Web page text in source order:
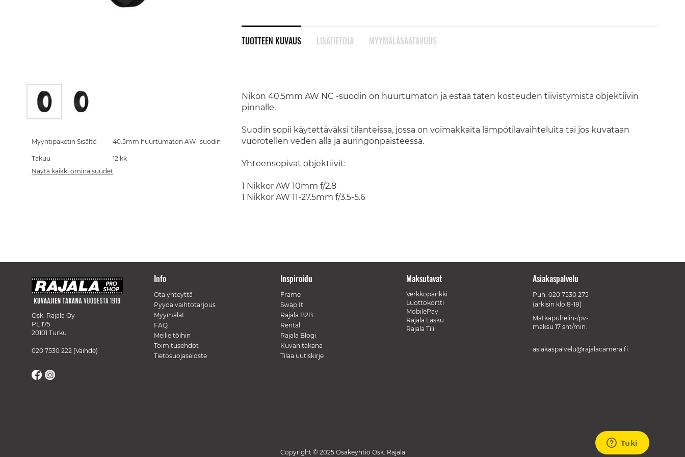
TUOTTEEN KUVAUS
Nikon 40.5mm AW NC -suodin on huurtumaton ja estää täten kosteuden tiivistymistä objektiivin
pinnalle.
Suodin sopii käytettäväksi tilanteissa, jossa on voimakkaita lämpötilavaihteluita tai jos kuvataan
vuorotellen veden alla ja auringonpaisteessa.
Yhteensopivat objektiivit:
1 Nikkor AW 10mm f/2.8
1 Nikkor AW 11-27.5mm f/3.5-5.6
LISÄTIETOJA MYYMÄLÄSAATAVUUS
the
of
the
images
Myyntipaketin Sisältö 40.5mm huurtumaton AW -suodin
Takuu
12 kk
Näytä kaikki ominaisuudet
Osk. Rajala Oy
PL 175
20101 Turku
020 7530 222 (Vaihde)
Info
Ota yhteyttä
Pyydä vaihtotarjous
Myymälät
FAQ
Meille töihin
Toimitusehdot
Tietosuojaseloste
Inspiroidu
Frame
Swap It
Rajala B2B
Rental
Rajala Blogi
Kuvan takana
Tilaa uutiskirje
Maksutavat
Verkkopankki
Luottokortti
MobilePay
Rajala Lasku
Rajala Tili
Asiakaspalvelu
Puh. 020 7530 275
(arkisin klo 8-18)
Matkapuhelin-/pv-
maksu 17 snt/min.
asiakaspalvelu@rajalacamera.fi
Copyright © 2025 Osakeyhtiö Osk. Rajala